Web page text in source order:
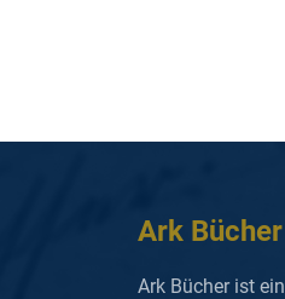
Ark Bücher
Ark Bücher ist